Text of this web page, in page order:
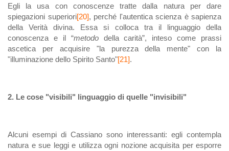
Egli la usa con conoscenze tratte dalla natura per dare
spiegazioni superiori[20], perché l'autentica scienza è sapienza
della Verità divina. Essa si colloca tra il linguaggio della
conoscenza e il “metododella carità”, inteso come prassi
ascetica per acquisire "la purezza della mente" con la
"illuminazione dello Spirito Santo"[21].
2. Le cose "visibili" linguaggio di quelle "invisibili"
Alcuni esempi di Cassiano sono interessanti: egli contempla
natura e sue leggi e utilizza ogni nozione acquisita per esporre